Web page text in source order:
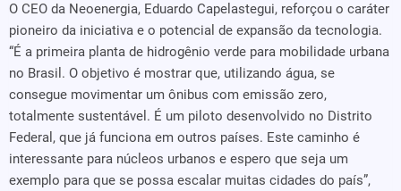
O CEO da Neoenergia, Eduardo Capelastegui, reforçou o caráter
pioneiro da iniciativa e o potencial de expansão da tecnologia.
“É a primeira planta de hidrogênio verde para mobilidade urbana
no Brasil. O objetivo é mostrar que, utilizando água, se
consegue movimentar um ônibus com emissão zero,
totalmente sustentável. É um piloto desenvolvido no Distrito
Federal, que já funciona em outros países. Este caminho é
interessante para núcleos urbanos e espero que seja um
exemplo para que se possa escalar muitas cidades do país”,